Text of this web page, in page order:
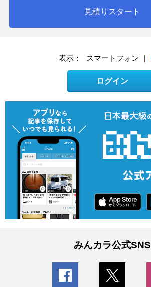
見積りスタート
表示： スマートフォン |
ログイン
みんカラ公式SNS